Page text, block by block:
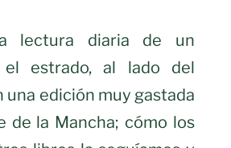
lectura diaria de un
estrado, al lado del
una edición muy gastada
de la Mancha; cómo los